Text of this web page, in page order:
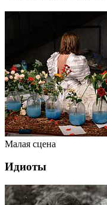
Малая сцена
Идиоты